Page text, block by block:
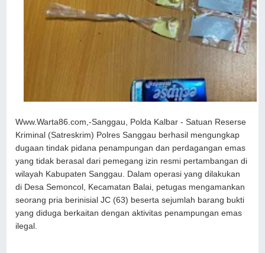
Www.Warta86.com,-Sanggau, Polda Kalbar - Satuan Reserse
Kriminal (Satreskrim) Polres Sanggau berhasil mengungkap
dugaan tindak pidana penampungan dan perdagangan emas
yang tidak berasal dari pemegang izin resmi pertambangan di
wilayah Kabupaten Sanggau. Dalam operasi yang dilakukan
di Desa Semoncol, Kecamatan Balai, petugas mengamankan
seorang pria berinisial JC (63) beserta sejumlah barang bukti
yang diduga berkaitan dengan aktivitas penampungan emas
ilegal.